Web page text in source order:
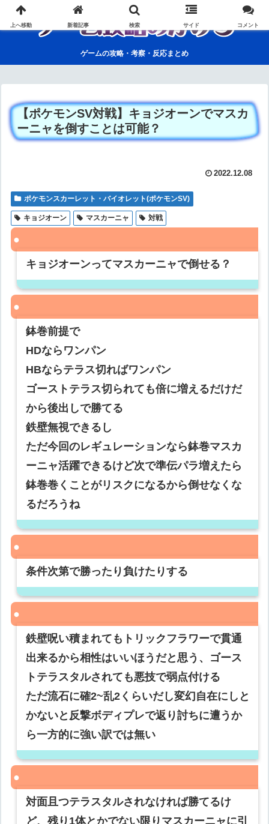
ゲームの攻略・考察・反応まとめ
【ポケモンSV対戦】キョジオーンでマスカ
ーニャを倒すことは可能？
2022.12.08
ポケモンスカーレット・バイオレット(ポケモンSV)
キョジオーン マスカーニャ 対戦
キョジオーンってマスカーニャで倒せる？
鉢巻前提で
HDならワンパン
HBならテラス切ればワンパン
ゴーストテラス切られても倍に増えるだけだ
から後出しで勝てる
鉄壁無視できるし
ただ今回のレギュレーションなら鉢巻マスカ
ーニャ活躍できるけど次で準伝パラ増えたら
鉢巻巻くことがリスクになるから倒せなくな
るだろうね
条件次第で勝ったり負けたりする
鉄壁呪い積まれてもトリックフラワーで貫通
出来るから相性はいいほうだと思う、ゴース
トテラスタルされても悪技で弱点付ける
ただ流石に確2~乱2くらいだし変幻自在にしと
かないと反撃ボディプレで返り討ちに遭うか
ら一方的に強い訳では無い
対面且つテラスタルされなければ勝てるけ
ど、残り1体とかでない限りマスカーニャに引
上へ移動 新着記事 検索 サイド コメント